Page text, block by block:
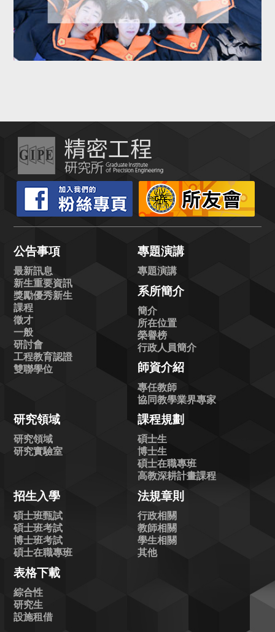
公告事項
最新訊息
新生重要資訊
獎勵優秀新生
課程
徵才
一般
研討會
工程教育認證
雙聯學位
專題演講
專題演講
系所簡介
簡介
所在位置
榮譽榜
行政人員簡介
師資介紹
專任教師
協同教學業界專家
研究領域
研究領域
研究實驗室
課程規劃
碩士生
博士生
碩士在職專班
高教深耕計畫課程
招生入學
碩士班甄試
碩士班考試
博士班考試
碩士在職專班
法規章則
行政相關
教師相關
學生相關
其他
表格下載
綜合性
研究生
設施租借